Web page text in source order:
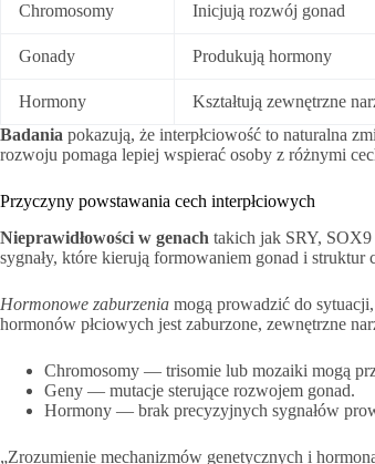
Chromosomy Inicjują rozwój gonad
Gonady Produkują hormony
Hormony Kształtują zewnętrzne
Badania pokazują, że interpłciowość to naturalna
rozwoju pomaga lepiej wspierać osoby z różnymi
Przyczyny powstawania cech interpłciowych
Nieprawidłowości w genach takich jak SRY, SOX9
sygnały, które kierują formowaniem gonad i struktur
Hormonowe zaburzenia mogą prowadzić do
hormonów płciowych jest zaburzone, zewnętrzne
Chromosomy — trisomie lub mozaiki mogą
Geny — mutacje sterujące rozwojem gonad.
Hormony — brak precyzyjnych sygnałów
„Zrozumienie mechanizmów genetycznych i